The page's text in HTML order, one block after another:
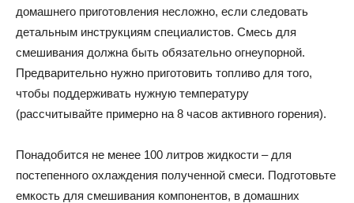
домашнего приготовления несложно, если следовать
детальным инструкциям специалистов. Смесь для
смешивания должна быть обязательно огнеупорной.
Предварительно нужно приготовить топливо для того,
чтобы поддерживать нужную температуру
(рассчитывайте примерно на 8 часов активного горения).
Понадобится не менее 100 литров жидкости – для
постепенного охлаждения полученной смеси. Подготовьте
емкость для смешивания компонентов, в домашних